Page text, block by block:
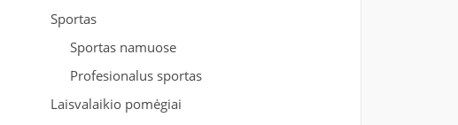
Sportas
Sportas namuose
Profesionalus sportas
Laisvalaikio pomėgiai